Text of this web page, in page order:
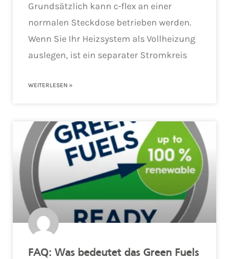
Grundsätzlich kann c-flex an einer
normalen Steckdose betrieben werden.
Wenn Sie Ihr Heizsystem als Vollheizung
auslegen, ist ein separater Stromkreis
WEITERLESEN »
FAQ: Was bedeutet das Green Fuels